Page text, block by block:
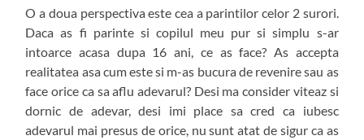
O a doua perspectiva este cea a parintilor celor 2 surori.
Daca as fi parinte si copilul meu pur si simplu s-ar
intoarce acasa dupa 16 ani, ce as face? As accepta
realitatea asa cum este si m-as bucura de revenire sau as
face orice ca sa aflu adevarul? Desi ma consider viteaz si
dornic de adevar, desi imi place sa cred ca iubesc
adevarul mai presus de orice, nu sunt atat de sigur ca as